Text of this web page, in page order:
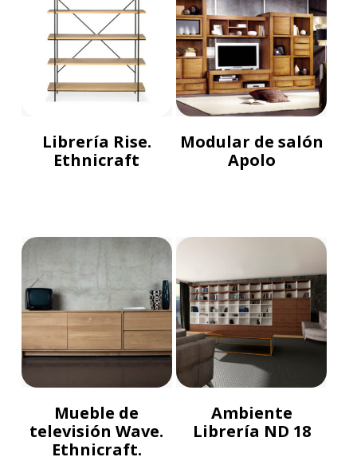
Librería Rise.
Ethnicraft
Modular de salón
Apolo
Mueble de
televisión Wave.
Ethnicraft.
Ambiente
Librería ND 18